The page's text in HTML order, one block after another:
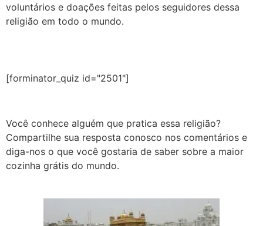
voluntários e doações feitas pelos seguidores dessa
religião em todo o mundo.
[forminator_quiz id="2501"]
Você conhece alguém que pratica essa religião?
Compartilhe sua resposta conosco nos comentários e
diga-nos o que você gostaria de saber sobre a maior
cozinha grátis do mundo.